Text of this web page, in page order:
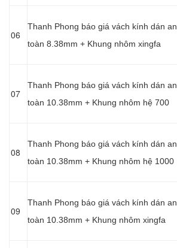
06
Thanh Phong báo giá vách kính dán an
toàn 8.38mm + Khung nhôm xingfa
07
Thanh Phong báo giá vách kính dán an
toàn 10.38mm + Khung nhôm hệ 700
08
Thanh Phong báo giá vách kính dán an
toàn 10.38mm + Khung nhôm hệ 1000
09
Thanh Phong báo giá vách kính dán an
toàn 10.38mm + Khung nhôm xingfa